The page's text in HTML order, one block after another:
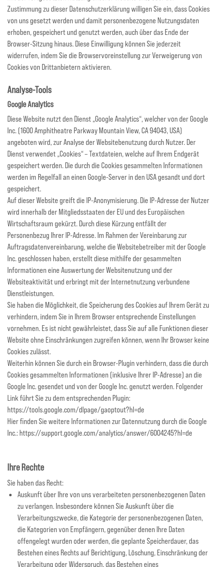
Zustimmung zu dieser Datenschutzerklärung willigen Sie ein, dass Cookies
von uns gesetzt werden und damit personenbezogene Nutzungsdaten
erhoben, gespeichert und genutzt werden, auch über das Ende der
Browser-Sitzung hinaus. Diese Einwilligung können Sie jederzeit
widerrufen, indem Sie die Browservoreinstellung zur Verweigerung von
Cookies von Drittanbietern aktivieren.
Analyse-Tools
Google Analytics
Diese Website nutzt den Dienst „Google Analytics“, welcher von der Google
Inc. (1600 Amphitheatre Parkway Mountain View, CA 94043, USA)
angeboten wird, zur Analyse der Websitebenutzung durch Nutzer. Der
Dienst verwendet „Cookies“ – Textdateien, welche auf Ihrem Endgerät
gespeichert werden. Die durch die Cookies gesammelten Informationen
werden im Regelfall an einen Google-Server in den USA gesandt und dort
gespeichert.
Auf dieser Website greift die IP-Anonymisierung. Die IP-Adresse der Nutzer
wird innerhalb der Mitgliedsstaaten der EU und des Europäischen
Wirtschaftsraum gekürzt. Durch diese Kürzung entfällt der
Personenbezug Ihrer IP-Adresse. Im Rahmen der Vereinbarung zur
Auftragsdatenvereinbarung, welche die Websitebetreiber mit der Google
Inc. geschlossen haben, erstellt diese mithilfe der gesammelten
Informationen eine Auswertung der Websitenutzung und der
Websiteaktivität und erbringt mit der Internetnutzung verbundene
Dienstleistungen.
Sie haben die Möglichkeit, die Speicherung des Cookies auf Ihrem Gerät zu
verhindern, indem Sie in Ihrem Browser entsprechende Einstellungen
vornehmen. Es ist nicht gewährleistet, dass Sie auf alle Funktionen dieser
Website ohne Einschränkungen zugreifen können, wenn Ihr Browser keine
Cookies zulässt.
Weiterhin können Sie durch ein Browser-Plugin verhindern, dass die durch
Cookies gesammelten Informationen (inklusive Ihrer IP-Adresse) an die
Google Inc. gesendet und von der Google Inc. genutzt werden. Folgender
Link führt Sie zu dem entsprechenden Plugin:
https://tools.google.com/dlpage/gaoptout?hl=de
Hier finden Sie weitere Informationen zur Datennutzung durch die Google
Inc.: https://support.google.com/analytics/answer/6004245?hl=de
Ihre Rechte
Sie haben das Recht:
Auskunft über Ihre von uns verarbeiteten personenbezogenen Daten
zu verlangen. Insbesondere können Sie Auskunft über die
Verarbeitungszwecke, die Kategorie der personenbezogenen Daten,
die Kategorien von Empfängern, gegenüber denen Ihre Daten
offengelegt wurden oder werden, die geplante Speicherdauer, das
Bestehen eines Rechts auf Berichtigung, Löschung, Einschränkung der
Verarbeitung oder Widerspruch, das Bestehen eines